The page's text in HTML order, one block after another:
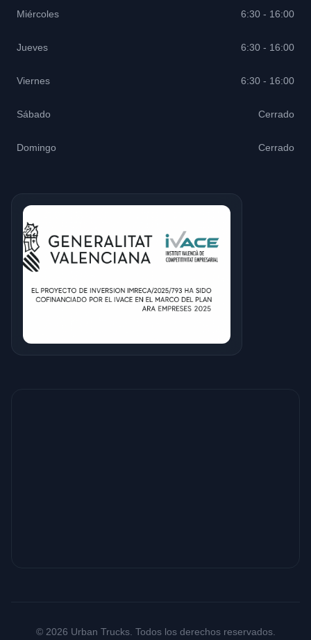
Miércoles 6:30 - 16:00
Jueves 6:30 - 16:00
Viernes 6:30 - 16:00
Sábado Cerrado
Domingo Cerrado
© 2026 Urban Trucks. Todos los derechos reservados.